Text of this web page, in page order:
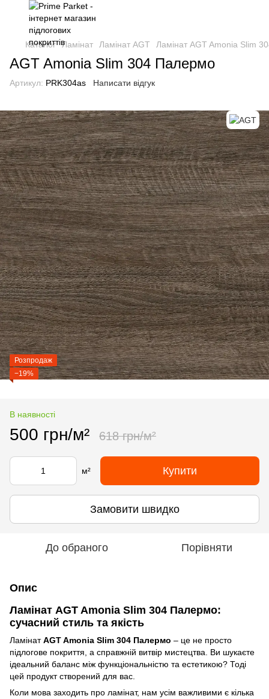
Каталог Ламінат Ламінат AGT Ламінат AGT Amonia Slim
AGT Amonia Slim 304 Палермо
Артикул: PRK304as Написати відгук
Розпродаж
−19%
В наявності
500 грн/м² 618 грн/м²
м² Купити
Замовити швидко
До обраного Порівняти
Опис
Ламінат AGT Amonia Slim 304 Палермо:
сучасний стиль та якість
ЛамінатAGT Amonia Slim 304 Палермо – це не просто
підлогове покриття, а справжній витвір мистецтва. Ви шукаєте
ідеальний баланс між функціональністю та естетикою? Тоді
цей продукт створений для вас.
Коли мова заходить про ламінат, нам усім важливими є кілька